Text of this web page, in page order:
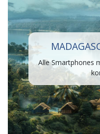
Alle Smartphones